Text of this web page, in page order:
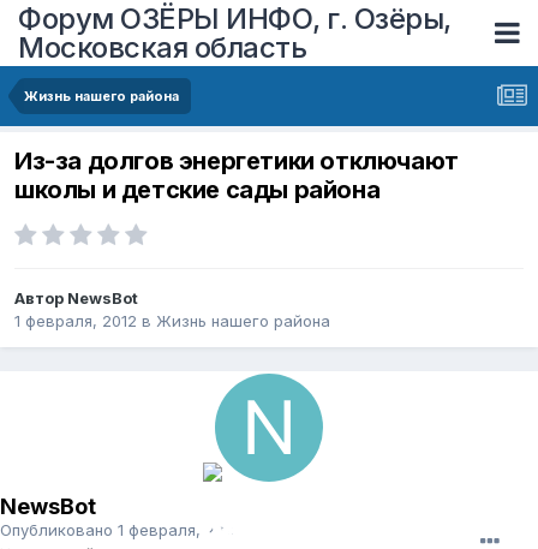
Форум ОЗЁРЫ ИНФО, г. Озёры,
Московская область
Жизнь нашего района
Из-за долгов энергетики отключают
школы и детские сады района
Автор NewsBot
1 февраля, 2012 в Жизнь нашего района
NewsBot
Опубликовано 1 февраля, 2012